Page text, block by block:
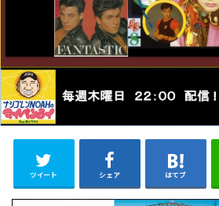
ツイート シェア はてブ